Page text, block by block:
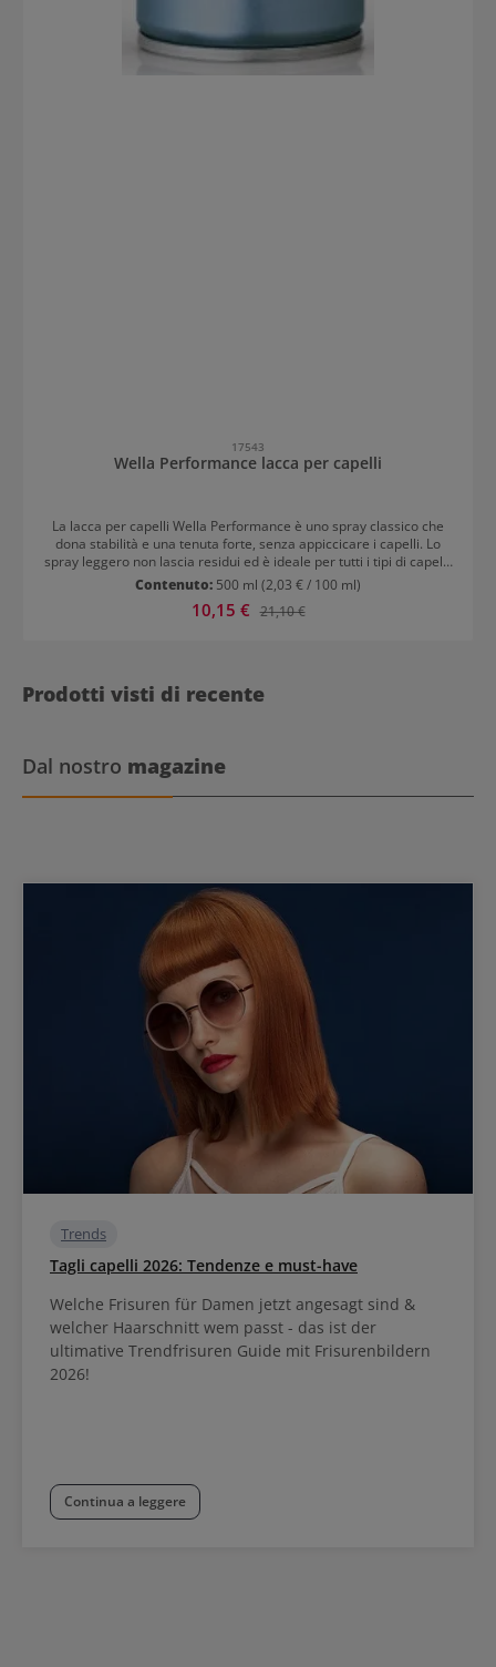
17543
Wella Performance lacca per capelli
La lacca per capelli Wella Performance è uno spray classico che
dona stabilità e una tenuta forte, senza appiccicare i capelli. Lo
spray leggero non lascia residui ed è ideale per tutti i tipi di capelli.
Conferisce a tutte le acconciature un fissaggio perfetto a lunga
durata. È facilmente pettinabile ed è anche un prodotto ideale per
chi ha i capelli fini e sottili. La lacca offre una protezione dai raggi
uno styling impeccabile a lunga durata.
Contenuto: 500 ml (2,03 € / 100 ml)
Prezzo di vendita:
10,15 € Prezzo normale:
21,10 €
Prodotti visti di recente
Dal nostro magazine
Trends
Tagli capelli 2026: Tendenze e must-have
Welche Frisuren für Damen jetzt angesagt sind &
welcher Haarschnitt wem passt - das ist der
ultimative Trendfrisuren Guide mit Frisurenbildern
2026!
Continua a leggere